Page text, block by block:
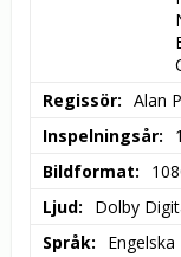
Regissör
Alan
Inspelningsår
Bildformat
Ljud
Dolby
Språk
Engelska